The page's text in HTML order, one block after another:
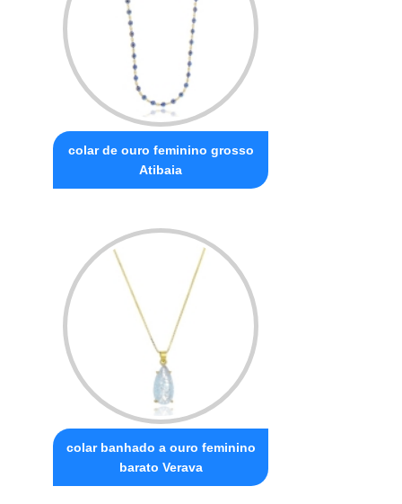
colar de ouro feminino grosso
Atibaia
colar banhado a ouro feminino
barato Verava